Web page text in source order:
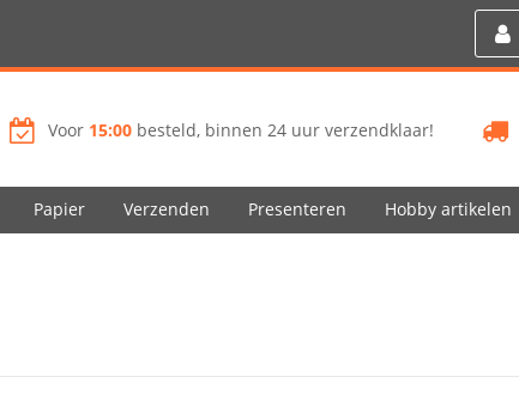
Voor 15:00 besteld, binnen 24 uur verzendklaar!
Papier Verzenden Presenteren Hobby artikelen